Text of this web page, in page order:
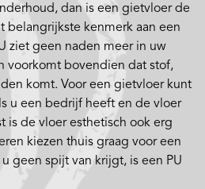
dan is een gietvloer de
belangrijkste kenmerk aan een
ziet geen naden meer in uw
voorkomt bovendien dat stof,
komt. Voor een gietvloer kunt
u een bedrijf heeft en de vloer
is de vloer esthetisch ook erg
kiezen thuis graag voor een
geen spijt van krijgt, is een PU